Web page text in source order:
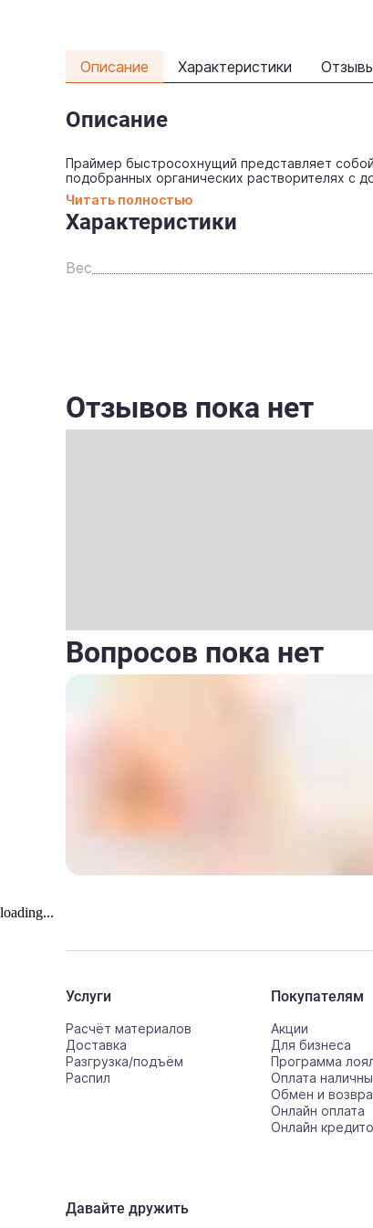
Описание Характеристики
Описание
Праймер быстросохнущий представляет
подобранных органических растворителях с
Читать полностью
Характеристики
Вес
Отзывов пока нет
Вопросов пока нет
loading...
Услуги
Расчёт материалов
Доставка
Разгрузка/подъём
Распил
Покупателям
Акции
Для бизнеса
Программа
Оплата
Обмен и
Онлайн оплата
Онлайн
Давайте дружить